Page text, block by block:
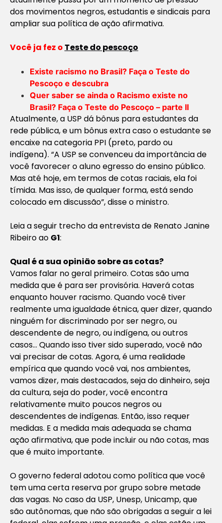
dos movimentos negros, estudantis e sindicais para
ampliar sua política de ação afirmativa.
Você ja fez o Teste do pescoço
Existe racismo no Brasil? Faça o Teste do
Pescoço e descubra
Quer saber se ainda o Racismo existe no
Brasil? Faça o Teste do Pescoço – parte II
Atualmente, a USP dá bônus para estudantes da
rede pública, e um bônus extra caso o estudante se
encaixe na categoria PPI (preto, pardo ou
indígena). “A USP se convenceu da importância de
você favorecer o aluno egresso do ensino público.
Mas até hoje, em termos de cotas raciais, ela foi
tímida. Mas isso, de qualquer forma, está sendo
colocado em discussão”, disse o ministro.
Leia a seguir trecho da entrevista de Renato Janine
Ribeiro ao G1:
Qual é a sua opinião sobre as cotas?
Vamos falar no geral primeiro. Cotas são uma
medida que é para ser provisória. Haverá cotas
enquanto houver racismo. Quando você tiver
realmente uma igualdade étnica, quer dizer, quando
ninguém for discriminado por ser negro, ou
descendente de negro, ou indígena, ou outros
casos… Quando isso tiver sido superado, você não
vai precisar de cotas. Agora, é uma realidade
empírica que quando você vai, nos ambientes,
vamos dizer, mais destacados, seja do dinheiro, seja
da cultura, seja do poder, você encontra
relativamente muito poucos negros ou
descendentes de indígenas. Então, isso requer
medidas. E a medida mais adequada se chama
ação afirmativa, que pode incluir ou não cotas, mas
que é muito importante.
O governo federal adotou como política que você
tem uma certa reserva por grupo sobre metade
das vagas. No caso da USP, Unesp, Unicamp, que
são autônomas, que não são obrigadas a seguir a lei